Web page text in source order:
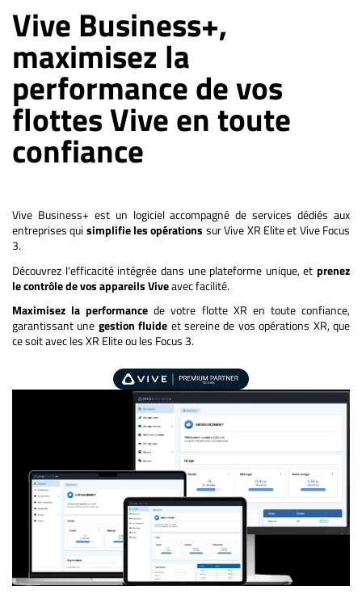
Vive Business+,
maximisez la
performance de vos
flottes Vive en toute
confiance
Vive Business+ est un logiciel accompagné de services dédiés aux
entreprises qui simplifie les opérations sur Vive XR Elite et Vive Focus
3.
Découvrez l'efficacité intégrée dans une plateforme unique, et prenez
le contrôle de vos appareils Viveavec facilité.
Maximisez la performance de votre flotte XR en toute confiance,
garantissant une gestion fluide et sereine de vos opérations XR, que
ce soit avec les XR Elite ou les Focus 3.